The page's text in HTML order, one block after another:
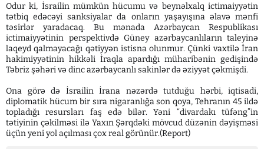
Odur ki, İsrailin mümkün hücumu və beynəlxalq ictimaiyyətin
tətbiq edəcəyi sanksiyalar da onların yaşayışına əlavə mənfi
təsirlər yaradacaq. Bu mənada Azərbaycan Respublikası
ictimaiyyətinin perspektivdə Güney azərbaycanlıların taleyinə
laqeyd qalmayacağı qətiyyən istisna olunmur. Çünki vaxtilə İran
hakimiyyətinin hikkəli İraqla apardığı müharibənin gedişində
Təbriz şəhəri və dinc azərbaycanlı sakinlər də əziyyət çəkmişdi.
Ona görə də İsrailin İrana nəzərdə tutduğu hərbi, iqtisadi,
diplomatik hücum bir sıra nigaranlığa son qoya, Tehranın 45 ildə
topladığı resursları faş edə bilər. Yəni “divardakı tüfəng”in
tətiyinin çəkilməsi ilə Yaxın Şərqdəki mövcud düzənin dəyişməsi
üçün yeni yol açılması çox real görünür.(Report)